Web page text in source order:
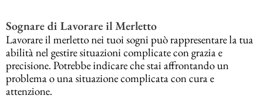
Sognare di Lavorare il Merletto
Lavorare il merletto nei tuoi sogni può rappresentare la tua
abilità nel gestire situazioni complicate con grazia e
precisione. Potrebbe indicare che stai affrontando un
problema o una situazione complicata con cura e
attenzione.